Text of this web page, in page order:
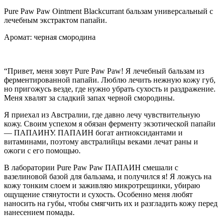
Pure Paw Paw Ointment Blackcurrant бальзам универсальный с
лечебным экстрактом папайи.
Аромат: черная смородина
“Привет, меня зовут Pure Paw Paw! Я лечебный бальзам из
ферментированной папайи. Люблю лечить нежную кожу губ,
но пригожусь везде, где нужно убрать сухость и раздражение.
Меня хвалят за сладкий запах черной смородины.
Я приехал из Австралии, где давно лечу чувствительную
кожу. Своим успехом я обязан ферменту экзотической папайи
— ПАПАИНУ. ПАПАИН богат антиоксидантами и
витаминами, поэтому австралийцы веками лечат раны и
ожоги с его помощью.
В лаборатории Pure Paw Paw ПАПАИН смешали с
вазелиновой базой для бальзама, и получился я! Я ложусь на
кожу тонким слоем и заживляю микротрещинки, убираю
ощущение стянутости и сухость. Особенно меня любят
наносить на губы, чтобы смягчить их и разгладить кожу перед
нанесением помады.